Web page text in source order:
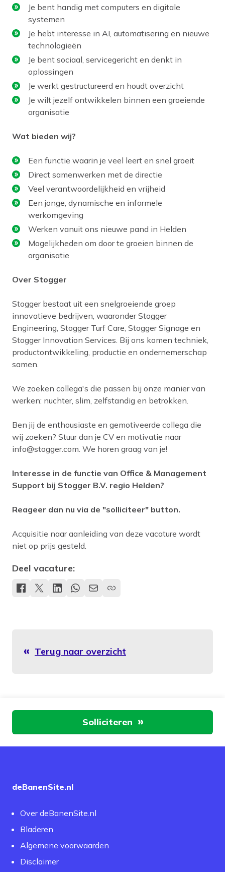
Je bent handig met computers en digitale
systemen
Je hebt interesse in AI, automatisering en nieuwe
technologieën
Je bent sociaal, servicegericht en denkt in
oplossingen
Je werkt gestructureerd en houdt overzicht
Je wilt jezelf ontwikkelen binnen een groeiende
organisatie
Wat bieden wij?
Een functie waarin je veel leert en snel groeit
Direct samenwerken met de directie
Veel verantwoordelijkheid en vrijheid
Een jonge, dynamische en informele
werkomgeving
Werken vanuit ons nieuwe pand in Helden
Mogelijkheden om door te groeien binnen de
organisatie
Over Stogger
Stogger bestaat uit een snelgroeiende groep
innovatieve bedrijven, waaronder Stogger
Engineering, Stogger Turf Care, Stogger Signage en
Stogger Innovation Services. Bij ons komen techniek,
productontwikkeling, productie en ondernemerschap
samen.
We zoeken collega's die passen bij onze manier van
werken: nuchter, slim, zelfstandig en betrokken.
Ben jij de enthousiaste en gemotiveerde collega die
wij zoeken? Stuur dan je CV en motivatie naar
info@stogger.com . We horen graag van je!
Interesse in de functie van Office & Management
Support bij Stogger B.V. regio Helden?
Reageer dan nu via de "solliciteer" button.
Acquisitie naar aanleiding van deze vacature wordt
niet op prijs gesteld.
Deel vacature:
Terug naar overzicht
Aan de slagSolliciteren
deBanenSite.nl
Over deBanenSite.nl
Bladeren
Algemene voorwaarden
Disclaimer